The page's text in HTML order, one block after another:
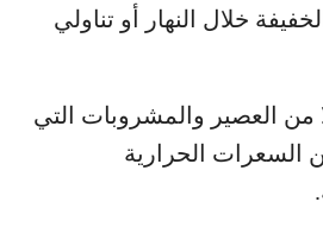
خلال النهار أو تناولي
من العصير والمشروبات التي
السعرات الحرارية